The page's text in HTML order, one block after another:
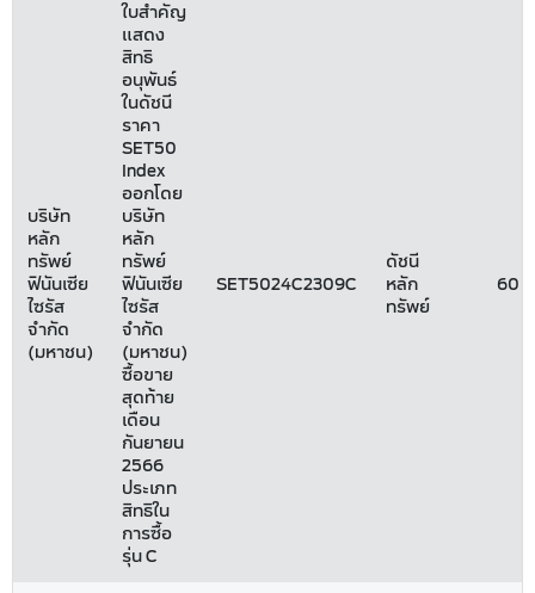
บริษัท
หลัก
ทรัพย์
ฟินันเซีย
ไซรัส
จำกัด
(มหาชน)
ใบสำคัญ
แสดง
สิทธิ
อนุพันธ์
ในดัชนี
ราคา
SET50
Index
ออกโดย
บริษัท
หลัก
ทรัพย์
ฟินันเซีย
ไซรัส
จำกัด
(มหาชน)
ซื้อขาย
สุดท้าย
เดือน
กันยายน
2566
ประเภท
สิทธิใน
การซื้อ
รุ่น C
SET5024C2309C
ดัชนี
หลัก
ทรัพย์
60